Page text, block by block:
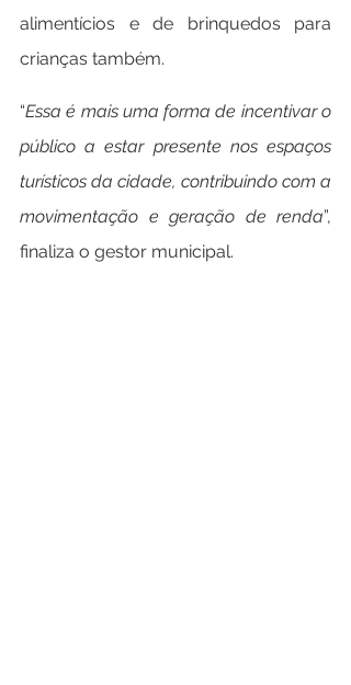
alimentícios e de brinquedos para
crianças também.
“Essa é mais uma forma de incentivar o
público a estar presente nos espaços
turísticos da cidade, contribuindo com a
movimentação e geração de renda”,
finaliza o gestor municipal.